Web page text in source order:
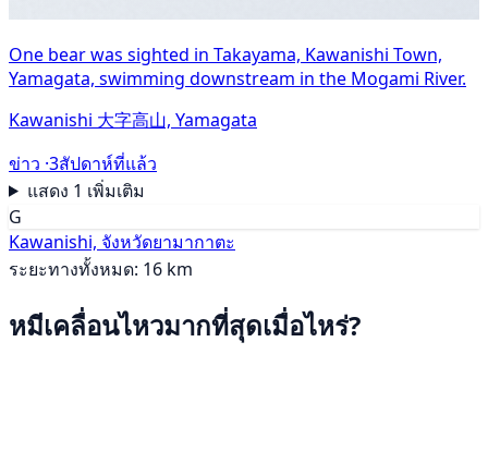
One bear was sighted in Takayama, Kawanishi Town,
Yamagata, swimming downstream in the Mogami River.
Kawanishi 大字高山, Yamagata
ข่าว ·3สัปดาห์ที่แล้ว
แสดง 1 เพิ่มเติม
G
Kawanishi, จังหวัดยามากาตะ
ระยะทางทั้งหมด: 16 km
หมีเคลื่อนไหวมากที่สุดเมื่อไหร่?